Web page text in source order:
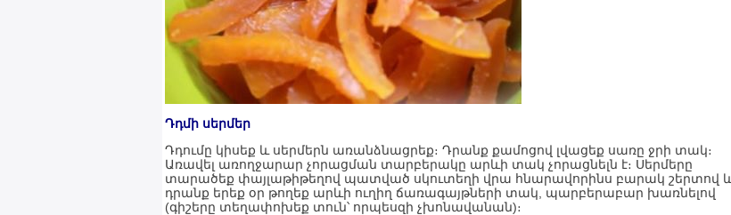
Դդմի սերմեր
Դդումը կիսեք և սերմերն առանձնացրեք։ Դրանք քամոցով լվացեք սառը ջրի տակ։
Առավել առողջարար չորացման տարբերակը արևի տակ չորացնելն է։ Սերմերը
տարածեք փայլաթիթեղով պատված սկուտեղի վրա հնարավորինս բարակ շերտով և
դրանք երեք օր թողեք արևի ուղիղ ճառագայթների տակ, պարբերաբար խառնելով
(գիշերը տեղափոխեք տուն՝ որպեսզի չխոնավանան)։